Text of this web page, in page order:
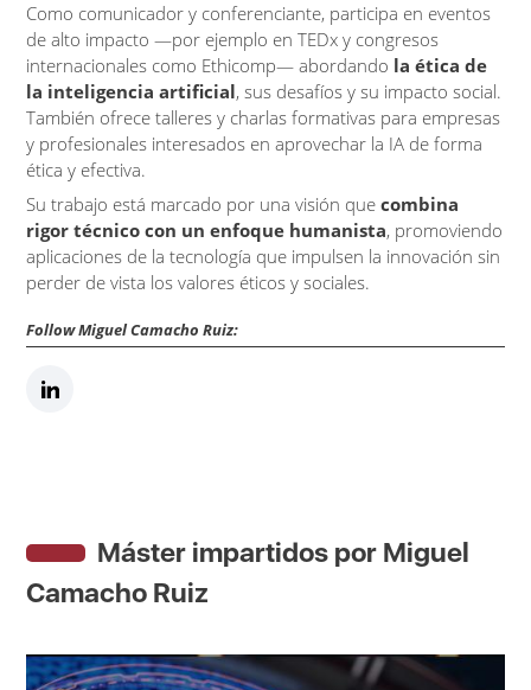
Como comunicador y conferenciante, participa en eventos
de alto impacto —por ejemplo en TEDx y congresos
internacionales como Ethicomp— abordando la ética de
la inteligencia artificial, sus desafíos y su impacto social.
También ofrece talleres y charlas formativas para empresas
y profesionales interesados en aprovechar la IA de forma
ética y efectiva.
Su trabajo está marcado por una visión quecombina
rigor técnico con un enfoque humanista, promoviendo
aplicaciones de la tecnología que impulsen la innovación sin
perder de vista los valores éticos y sociales.
Follow Miguel Camacho Ruiz:
Máster impartidos por Miguel
Camacho Ruiz